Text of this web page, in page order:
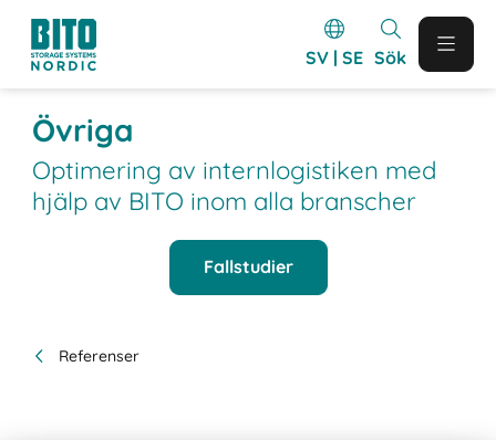
SV | SE Sök
Övriga
Optimering av internlogistiken med
hjälp av BITO inom alla branscher
Fallstudier
Referenser